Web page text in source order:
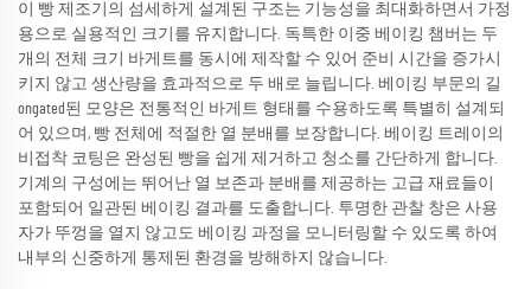
이 빵 제조기의 섬세하게 설계된 구조는 기능성을 최대화하면서 가정
용으로 실용적인 크기를 유지합니다. 독특한 이중 베이킹 챔버는 두
개의 전체 크기 바게트를 동시에 제작할 수 있어 준비 시간을 증가시
키지 않고 생산량을 효과적으로 두 배로 늘립니다. 베이킹 부문의 길
ongated된 모양은 전통적인 바게트 형태를 수용하도록 특별히 설계되
어 있으며, 빵 전체에 적절한 열 분배를 보장합니다. 베이킹 트레이의
비접착 코팅은 완성된 빵을 쉽게 제거하고 청소를 간단하게 합니다.
기계의 구성에는 뛰어난 열 보존과 분배를 제공하는 고급 재료들이
포함되어 일관된 베이킹 결과를 도출합니다. 투명한 관찰 창은 사용
자가 뚜껑을 열지 않고도 베이킹 과정을 모니터링할 수 있도록 하여
내부의 신중하게 통제된 환경을 방해하지 않습니다.